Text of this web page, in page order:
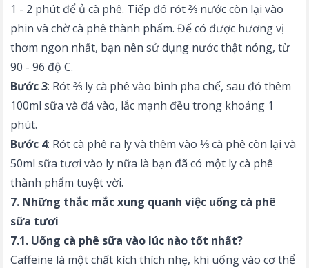
1 - 2 phút để ủ cà phê. Tiếp đó rót ⅔ nước còn lại vào
phin và chờ cà phê thành phẩm. Để có được hương vị
thơm ngon nhất, bạn nên sử dụng nước thật nóng, từ
90 - 96 độ C.
Bước 3: Rót ⅔ ly cà phê vào bình pha chế, sau đó thêm
100ml sữa và đá vào, lắc mạnh đều trong khoảng 1
phút.
Bước 4: Rót cà phê ra ly và thêm vào ⅓ cà phê còn lại và
50ml sữa tươi vào ly nữa là bạn đã có một ly cà phê
thành phẩm tuyệt vời.
7. Những thắc mắc xung quanh việc uống cà phê
sữa tươi
7.1. Uống cà phê sữa vào lúc nào tốt nhất?
Caffeine là một chất kích thích nhẹ, khi uống vào cơ thể